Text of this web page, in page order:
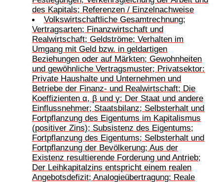
des Kapitals; Referenzen / Einzelnachweise
Volkswirtschaftliche Gesamtrechnung;
Vertragsarten; Finanzwirtschaft und
Realwirtschaft; Geldströme; Verhalten im
Umgang mit Geld bzw. in geldartigen
Beziehungen oder auf Märkten; Gewohnheiten
und gewöhnliche Vertragsmuster; Privatsektor:
Private Haushalte und Unternehmen und
Betriebe der Finanz- und Realwirtschaft; Die
Koeffizienten α, β und γ: Der Staat und andere
Einflussnehmer; Staatsbilanz; Selbsterhalt und
Fortpflanzung des Eigentums im Kapitalismus
(positiver Zins); Subsistenz des Eigentums;
Fortpflanzung des Eigentums; Selbsterhalt und
Fortpflanzung der Bevölkerung; Aus der
Existenz resultierende Forderung und Antrieb;
Der Leihkapitalzins entspricht einem realen
Angebotsdefizit; Analogieübertragung: Reale